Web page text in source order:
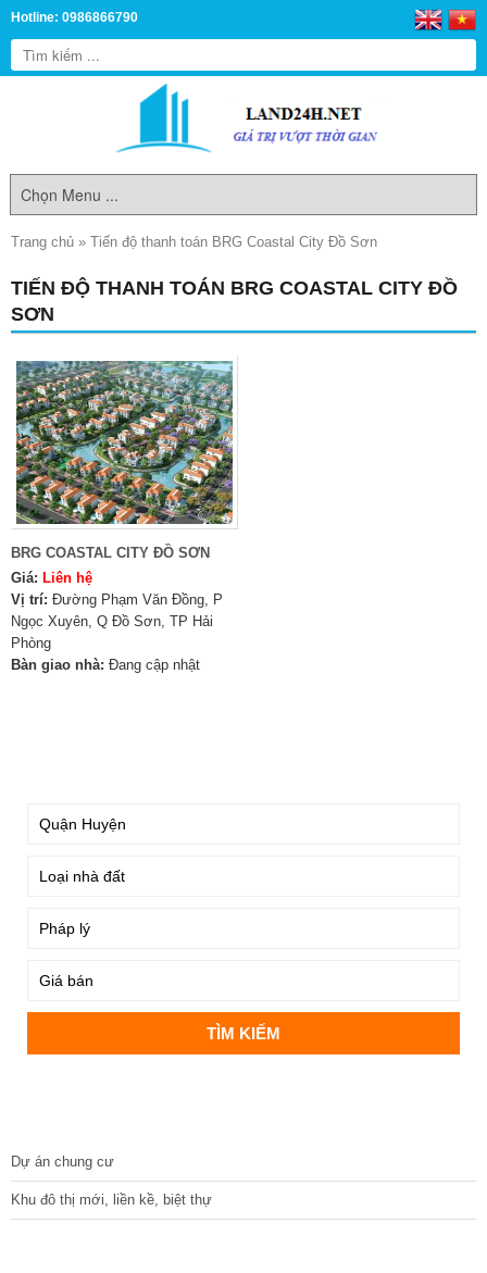
Hotline: 0986866790
Trang chủ » Tiến độ thanh toán BRG Coastal City Đồ Sơn
TIẾN ĐỘ THANH TOÁN BRG COASTAL CITY ĐỒ
SƠN
BRG COASTAL CITY ĐỒ SƠN
Giá: Liên hệ
Vị trí: Đường Phạm Văn Đồng, P
Ngọc Xuyên, Q Đồ Sơn, TP Hải
Phòng
Bàn giao nhà: Đang cập nhật
Dự án chung cư
Khu đô thị mới, liền kề, biệt thự